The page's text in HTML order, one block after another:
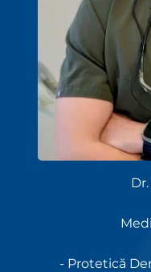
- Protetică